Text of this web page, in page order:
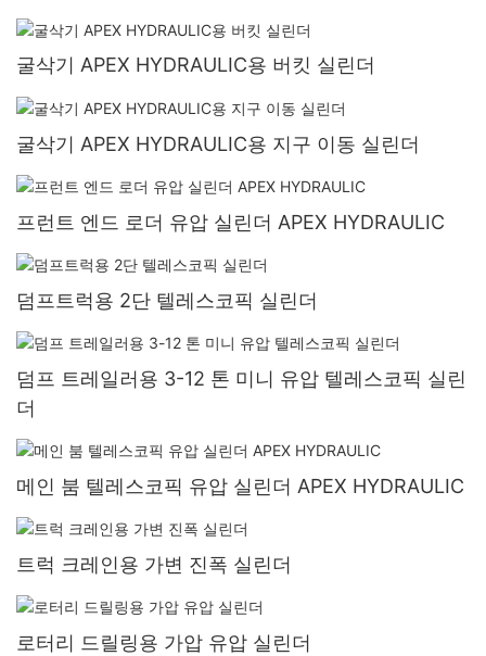
굴삭기 APEX HYDRAULIC용 버킷 실린더
굴삭기 APEX HYDRAULIC용 지구 이동 실린더
프런트 엔드 로더 유압 실린더 APEX HYDRAULIC
덤프트럭용 2단 텔레스코픽 실린더
덤프 트레일러용 3-12 톤 미니 유압 텔레스코픽 실린
더
메인 붐 텔레스코픽 유압 실린더 APEX HYDRAULIC
트럭 크레인용 가변 진폭 실린더
로터리 드릴링용 가압 유압 실린더